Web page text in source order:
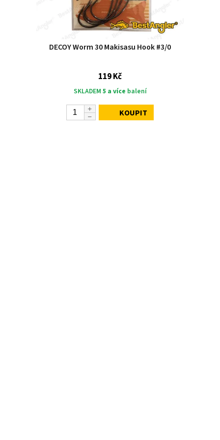
DECOY Worm 30 Makisasu Hook #3/0
119 Kč
SKLADEM 5 a více balení
KOUPIT